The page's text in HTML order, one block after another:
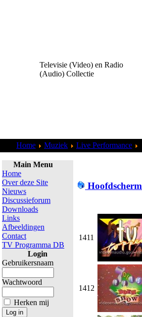
Televisie (Video) en Radio
(Audio) Collectie
Home Muziek Live Performance
Main Menu
Home
Over deze Site
Nieuws
Discussieforum
Downloads
Links
Afbeeldingen
Contact
TV Programma DB
Login
Gebruikersnaam
Wachtwoord
Herken mij
Hoofdscherm
1411
1412